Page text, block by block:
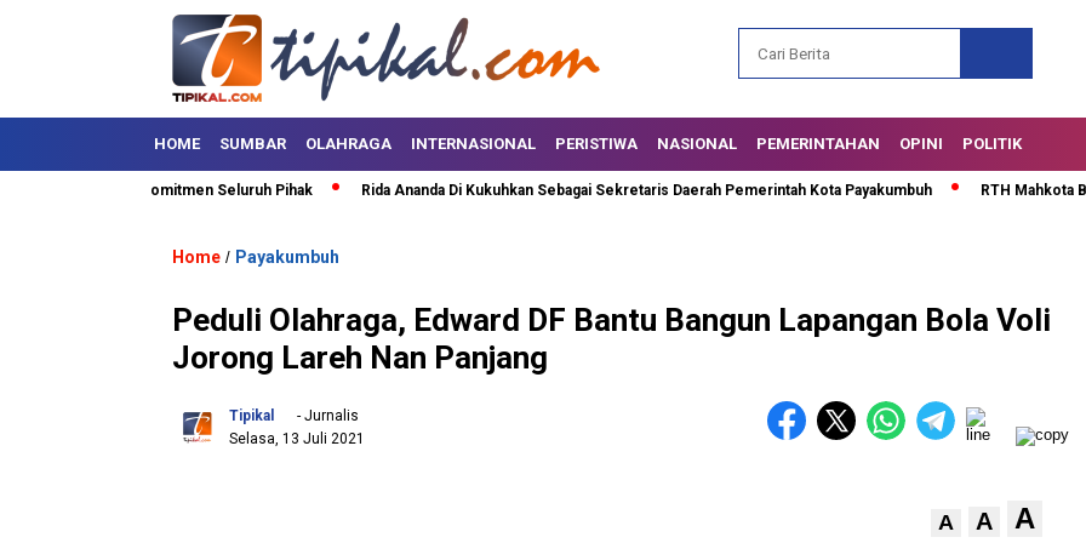
HOME SUMBAR OLAHRAGA INTERNASIONAL PERISTIWA NASIONAL PEMERINTAHAN OPINI POLITIK
Minta Komitmen Seluruh Pihak Rida Ananda Di Kukuhkan Sebagai Sekretaris Daerah Pemerintah Kota Payakumbuh RTH Mahkota
Home / Payakumbuh
Peduli Olahraga, Edward DF Bantu Bangun Lapangan Bola Voli
Jorong Lareh Nan Panjang
Tipikal
- Jurnalis
Selasa, 13 Juli 2021
A A A